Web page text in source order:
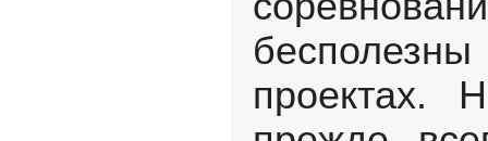
проектах.